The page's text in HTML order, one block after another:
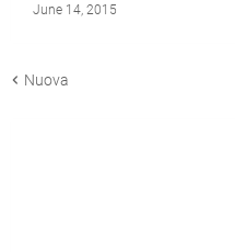
June 14, 2015
Nuova